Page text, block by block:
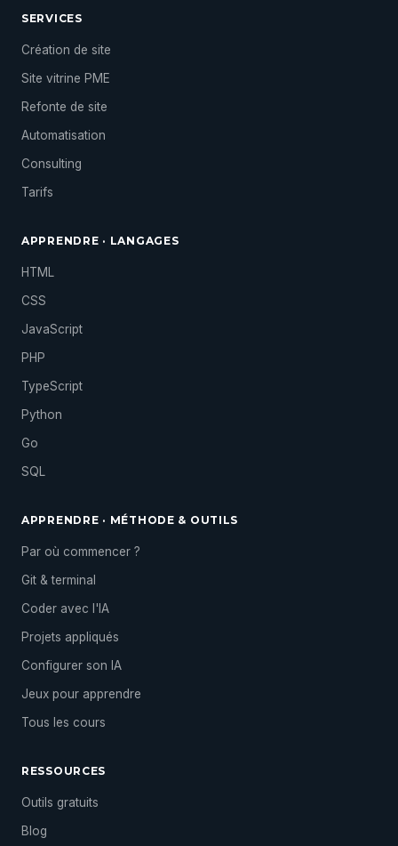
SERVICES
Création de site
Site vitrine PME
Refonte de site
Automatisation
Consulting
Tarifs
APPRENDRE · LANGAGES
HTML
CSS
JavaScript
PHP
TypeScript
Python
Go
SQL
APPRENDRE · MÉTHODE & OUTILS
Par où commencer ?
Git & terminal
Coder avec l'IA
Projets appliqués
Configurer son IA
Jeux pour apprendre
Tous les cours
RESSOURCES
Outils gratuits
Blog